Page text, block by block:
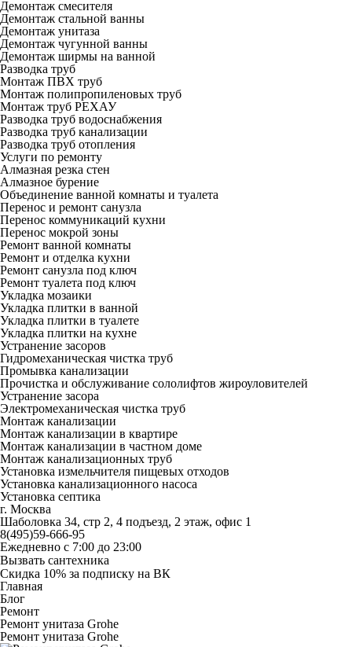
Демонтаж смесителя
Демонтаж стальной ванны
Демонтаж унитаза
Демонтаж чугунной ванны
Демонтаж ширмы на ванной
Разводка труб
Монтаж ПВХ труб
Монтаж полипропиленовых труб
Монтаж труб РЕХАУ
Разводка труб водоснабжения
Разводка труб канализации
Разводка труб отопления
Услуги по ремонту
Алмазная резка стен
Алмазное бурение
Объединение ванной комнаты и туалета
Перенос и ремонт санузла
Перенос коммуникаций кухни
Перенос мокрой зоны
Ремонт ванной комнаты
Ремонт и отделка кухни
Ремонт санузла под ключ
Ремонт туалета под ключ
Укладка мозаики
Укладка плитки в ванной
Укладка плитки в туалете
Укладка плитки на кухне
Устранение засоров
Гидромеханическая чистка труб
Промывка канализации
Прочистка и обслуживание сололифтов жироуловителей
Устранение засора
Электромеханическая чистка труб
Монтаж канализации
Монтаж канализации в квартире
Монтаж канализации в частном доме
Монтаж канализационных труб
Установка измельчителя пищевых отходов
Установка канализационного насоса
Установка септика
г. Москва
Шаболовка 34, стр 2, 4 подъезд, 2 этаж, офис 1
8(495)59-666-95
Ежедневно с 7:00 до 23:00
Вызвать сантехника
Скидка 10% за подписку на ВК
Главная
Блог
Ремонт
Ремонт унитаза Grohe
Ремонт унитаза Grohe